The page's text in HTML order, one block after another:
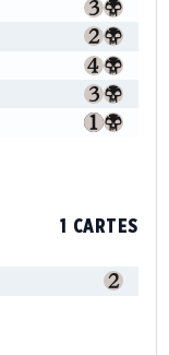
1 CARTES